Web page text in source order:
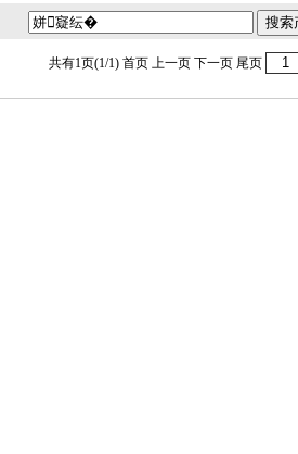
共有1页(1/1) 首页 上一页 下一页 尾页